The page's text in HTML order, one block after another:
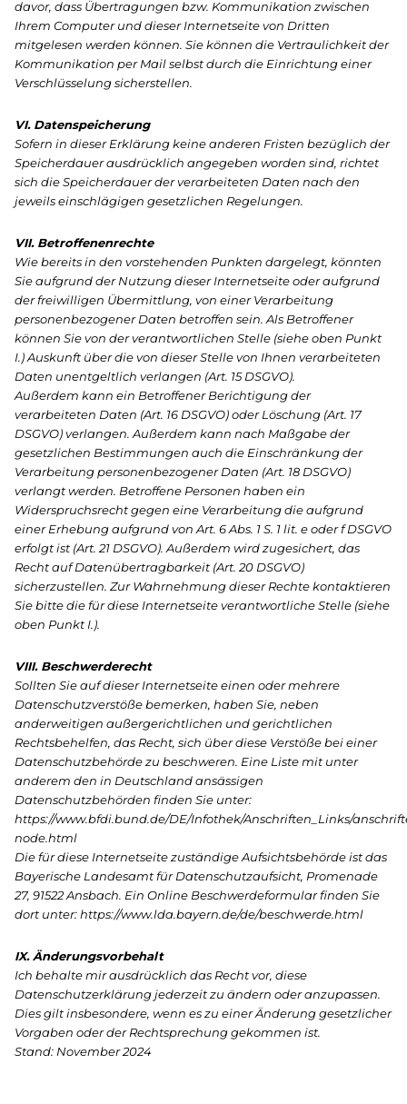
davor, dass Übertragungen bzw. Kommunikation zwischen
Ihrem Computer und dieser Internetseite von Dritten
mitgelesen werden können. Sie können die Vertraulichkeit der
Kommunikation per Mail selbst durch die Einrichtung einer
Verschlüsselung sicherstellen.
VI. Datenspeicherung
Sofern in dieser Erklärung keine anderen Fristen bezüglich der
Speicherdauer ausdrücklich angegeben worden sind, richtet
sich die Speicherdauer der verarbeiteten Daten nach den
jeweils einschlägigen gesetzlichen Regelungen.
VII. Betroffenenrechte
Wie bereits in den vorstehenden Punkten dargelegt, könnten
Sie aufgrund der Nutzung dieser Internetseite oder aufgrund
der freiwilligen Übermittlung, von einer Verarbeitung
personenbezogener Daten betroffen sein. Als Betroffener
können Sie von der verantwortlichen Stelle (siehe oben Punkt
I.) Auskunft über die von dieser Stelle von Ihnen verarbeiteten
Daten unentgeltlich verlangen (Art. 15 DSGVO).
Außerdem kann ein Betroffener Berichtigung der
verarbeiteten Daten (Art. 16 DSGVO) oder Löschung (Art. 17
DSGVO) verlangen. Außerdem kann nach Maßgabe der
gesetzlichen Bestimmungen auch die Einschränkung der
Verarbeitung personenbezogener Daten (Art. 18 DSGVO)
verlangt werden. Betroffene Personen haben ein
Widerspruchsrecht gegen eine Verarbeitung die aufgrund
einer Erhebung aufgrund von Art. 6 Abs. 1 S. 1 lit. e oder f DSGVO
erfolgt ist (Art. 21 DSGVO). Außerdem wird zugesichert, das
Recht auf Datenübertragbarkeit (Art. 20 DSGVO)
sicherzustellen. Zur Wahrnehmung dieser Rechte kontaktieren
Sie bitte die für diese Internetseite verantwortliche Stelle (siehe
oben Punkt I.).
VIII. Beschwerderecht
Sollten Sie auf dieser Internetseite einen oder mehrere
Datenschutzverstöße bemerken, haben Sie, neben
anderweitigen außergerichtlichen und gerichtlichen
Rechtsbehelfen, das Recht, sich über diese Verstöße bei einer
Datenschutzbehörde zu beschweren. Eine Liste mit unter
anderem den in Deutschland ansässigen
Datenschutzbehörden finden Sie unter:
https://www.bfdi.bund.de/DE/Infothek/Anschriften_Links/
node.html
Die für diese Internetseite zuständige Aufsichtsbehörde ist das
Bayerische Landesamt für Datenschutzaufsicht, Promenade
27, 91522 Ansbach. Ein Online Beschwerdeformular finden Sie
dort unter: https://www.lda.bayern.de/de/beschwerde.html
IX. Änderungsvorbehalt
Ich behalte mir ausdrücklich das Recht vor, diese
Datenschutzerklärung jederzeit zu ändern oder anzupassen.
Dies gilt insbesondere, wenn es zu einer Änderung gesetzlicher
Vorgaben oder der Rechtsprechung gekommen ist.
Stand: November 2024